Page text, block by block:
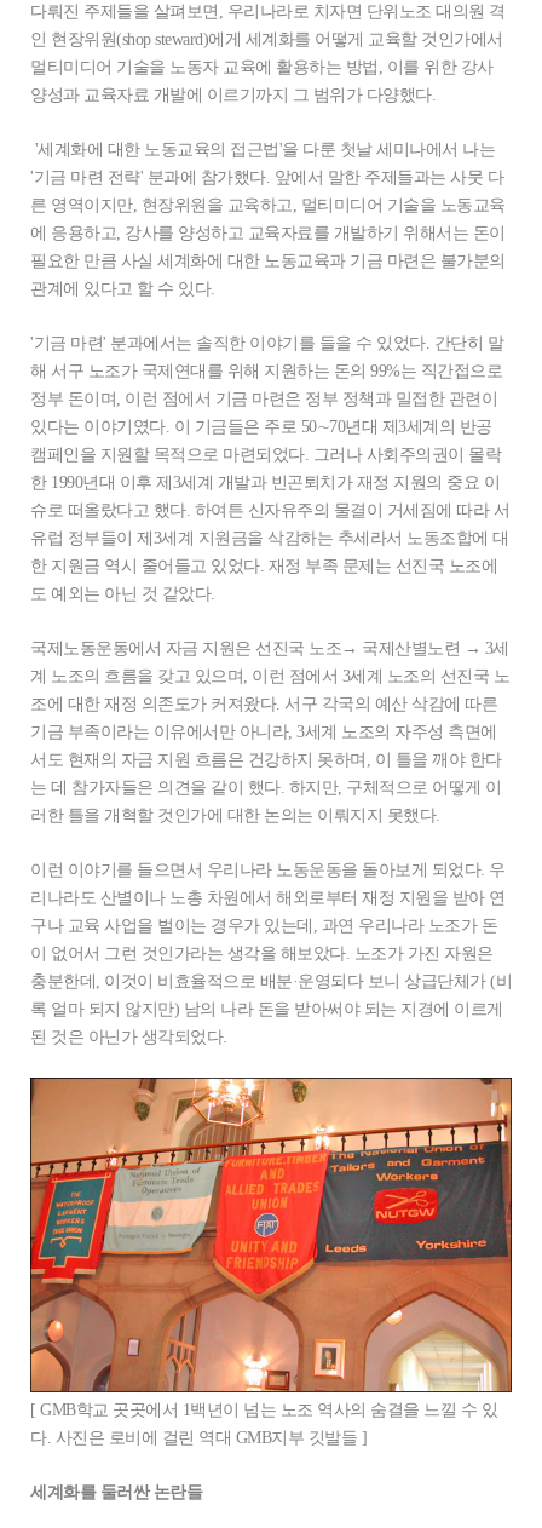
다뤄진 주제들을 살펴보면, 우리나라로 치자면 단위노조 대의원 격
인 현장위원(shop steward)에게 세계화를 어떻게 교육할 것인가에서
멀티미디어 기술을 노동자 교육에 활용하는 방법, 이를 위한 강사
양성과 교육자료 개발에 이르기까지 그 범위가 다양했다.
'세계화에 대한 노동교육의 접근법'을 다룬 첫날 세미나에서 나는
'기금 마련 전략' 분과에 참가했다. 앞에서 말한 주제들과는 사뭇 다
른 영역이지만, 현장위원을 교육하고, 멀티미디어 기술을 노동교육
에 응용하고, 강사를 양성하고 교육자료를 개발하기 위해서는 돈이
필요한 만큼 사실 세계화에 대한 노동교육과 기금 마련은 불가분의
관계에 있다고 할 수 있다.
'기금 마련' 분과에서는 솔직한 이야기를 들을 수 있었다. 간단히 말
해 서구 노조가 국제연대를 위해 지원하는 돈의 99%는 직간접으로
정부 돈이며, 이런 점에서 기금 마련은 정부 정책과 밀접한 관련이
있다는 이야기였다. 이 기금들은 주로 50∼70년대 제3세계의 반공
캠페인을 지원할 목적으로 마련되었다. 그러나 사회주의권이 몰락
한 1990년대 이후 제3세계 개발과 빈곤퇴치가 재정 지원의 중요 이
슈로 떠올랐다고 했다. 하여튼 신자유주의 물결이 거세짐에 따라 서
유럽 정부들이 제3세계 지원금을 삭감하는 추세라서 노동조합에 대
한 지원금 역시 줄어들고 있었다. 재정 부족 문제는 선진국 노조에
도 예외는 아닌 것 같았다.
국제노동운동에서 자금 지원은 선진국 노조→ 국제산별노련 → 3세
계 노조의 흐름을 갖고 있으며, 이런 점에서 3세계 노조의 선진국 노
조에 대한 재정 의존도가 커져왔다. 서구 각국의 예산 삭감에 따른
기금 부족이라는 이유에서만 아니라, 3세계 노조의 자주성 측면에
서도 현재의 자금 지원 흐름은 건강하지 못하며, 이 틀을 깨야 한다
는 데 참가자들은 의견을 같이 했다. 하지만, 구체적으로 어떻게 이
러한 틀을 개혁할 것인가에 대한 논의는 이뤄지지 못했다.
이런 이야기를 들으면서 우리나라 노동운동을 돌아보게 되었다. 우
리나라도 산별이나 노총 차원에서 해외로부터 재정 지원을 받아 연
구나 교육 사업을 벌이는 경우가 있는데, 과연 우리나라 노조가 돈
이 없어서 그런 것인가라는 생각을 해보았다. 노조가 가진 자원은
충분한데, 이것이 비효율적으로 배분·운영되다 보니 상급단체가 (비
록 얼마 되지 않지만) 남의 나라 돈을 받아써야 되는 지경에 이르게
된 것은 아닌가 생각되었다.
[ GMB학교 곳곳에서 1백년이 넘는 노조 역사의 숨결을 느낄 수 있
다. 사진은 로비에 걸린 역대 GMB지부 깃발들 ]
세계화를 둘러싼 논란들